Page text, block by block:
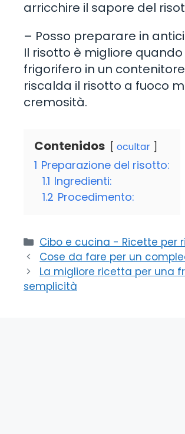
arricchire il sapore del
– Posso preparare in
Il risotto è migliore
frigorifero in un
riscalda il risotto a fuoco
cremosità.
Contenidos ocultar
1 Preparazione del risotto:
1.1 Ingredienti:
1.2 Procedimento:
Categorie
Cibo e cucina - Ricette per
Cose da fare per un
La migliore ricetta per una
semplicità